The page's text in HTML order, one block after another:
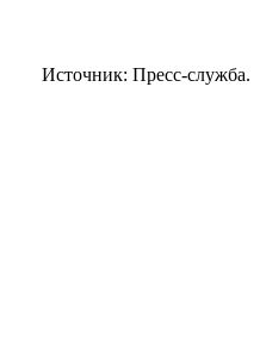
Источник: Пресс-служба.